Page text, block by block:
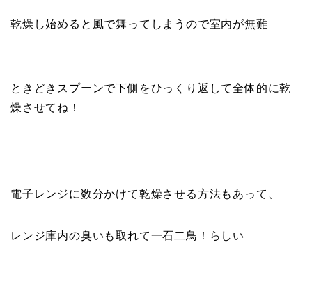
乾燥し始めると風で舞ってしまうので室内が無難
ときどきスプーンで下側をひっくり返して全体的に乾
燥させてね！
電子レンジに数分かけて乾燥させる方法もあって、
レンジ庫内の臭いも取れて一石二鳥！らしい